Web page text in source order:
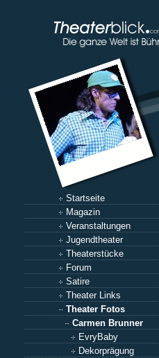
Startseite
Magazin
Veranstaltungen
Jugendtheater
Theaterstücke
Forum
Satire
Theater Links
Theater Fotos
Carmen Brunner
EvryBaby
Dekorprägung